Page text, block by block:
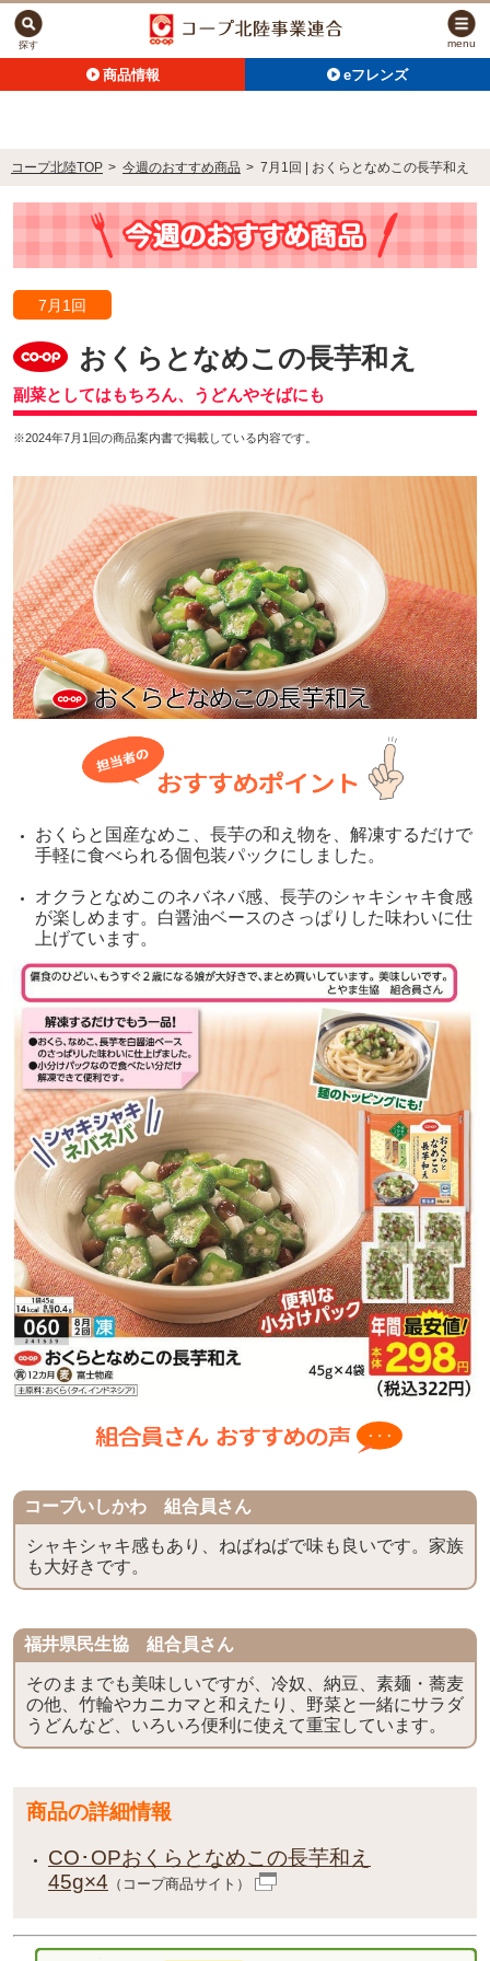
商品情報 eフレンズ
探す menu
コープ北陸TOP > 今週のおすすめ商品 > 7月1回 | おくらとなめこの長芋和え
7月1回
おくらとなめこの長芋和え
副菜としてはもちろん、うどんやそばにも
※2024年7月1回の商品案内書で掲載している内容です。
おくらと国産なめこ、長芋の和え物を、解凍するだけで
手軽に食べられる個包装パックにしました。
オクラとなめこのネバネバ感、長芋のシャキシャキ食感
が楽しめます。白醤油ベースのさっぱりした味わいに仕
上げています。
コープいしかわ 組合員さん
シャキシャキ感もあり、ねばねばで味も良いです。家族
も大好きです。
福井県民生協 組合員さん
そのままでも美味しいですが、冷奴、納豆、素麺・蕎麦
の他、竹輪やカニカマと和えたり、野菜と一緒にサラダ
うどんなど、いろいろ便利に使えて重宝しています。
商品の詳細情報
CO･OPおくらとなめこの長芋和え
45g×4 （コープ商品サイト）